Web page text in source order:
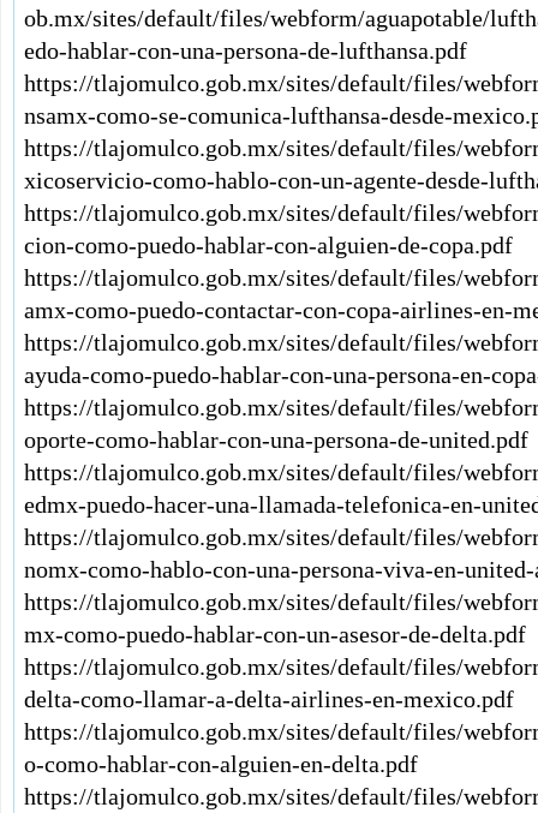
ob.mx/sites/default/files/webform/aguapotable/
edo-hablar-con-una-persona-de-lufthansa.pdf
https://tlajomulco.gob.mx/sites/default/files/
nsamx-como-se-comunica-lufthansa-desde-
https://tlajomulco.gob.mx/sites/default/files/
xicoservicio-como-hablo-con-un-agente-desde-
https://tlajomulco.gob.mx/sites/default/files/
cion-como-puedo-hablar-con-alguien-de-copa.pdf
https://tlajomulco.gob.mx/sites/default/files/
amx-como-puedo-contactar-con-copa-airlines-en-
https://tlajomulco.gob.mx/sites/default/files/
ayuda-como-puedo-hablar-con-una-persona-en-
https://tlajomulco.gob.mx/sites/default/files/
oporte-como-hablar-con-una-persona-de-united.pdf
https://tlajomulco.gob.mx/sites/default/files/
edmx-puedo-hacer-una-llamada-telefonica-en-
https://tlajomulco.gob.mx/sites/default/files/
nomx-como-hablo-con-una-persona-viva-en-
https://tlajomulco.gob.mx/sites/default/files/
mx-como-puedo-hablar-con-un-asesor-de-delta.pdf
https://tlajomulco.gob.mx/sites/default/files/
delta-como-llamar-a-delta-airlines-en-mexico.pdf
https://tlajomulco.gob.mx/sites/default/files/
o-como-hablar-con-alguien-en-delta.pdf
https://tlajomulco.gob.mx/sites/default/files/